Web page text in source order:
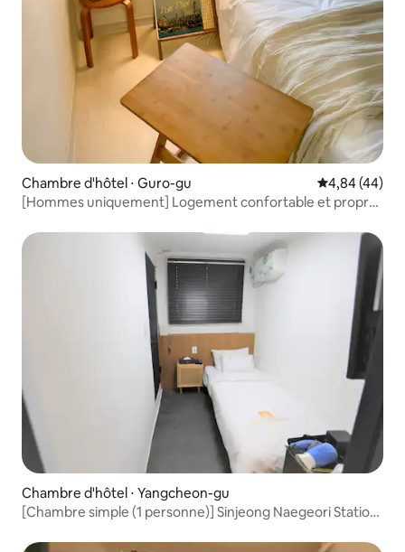
Chambre d'hôtel ⋅ Guro-gu Évaluation
4,84 (44)
[Hommes uniquement] Logement confortable et propre
Chambre d'hôtel ⋅ Yangcheon-gu
[Chambre simple (1 personne)] Sinjeong Naegeori Station